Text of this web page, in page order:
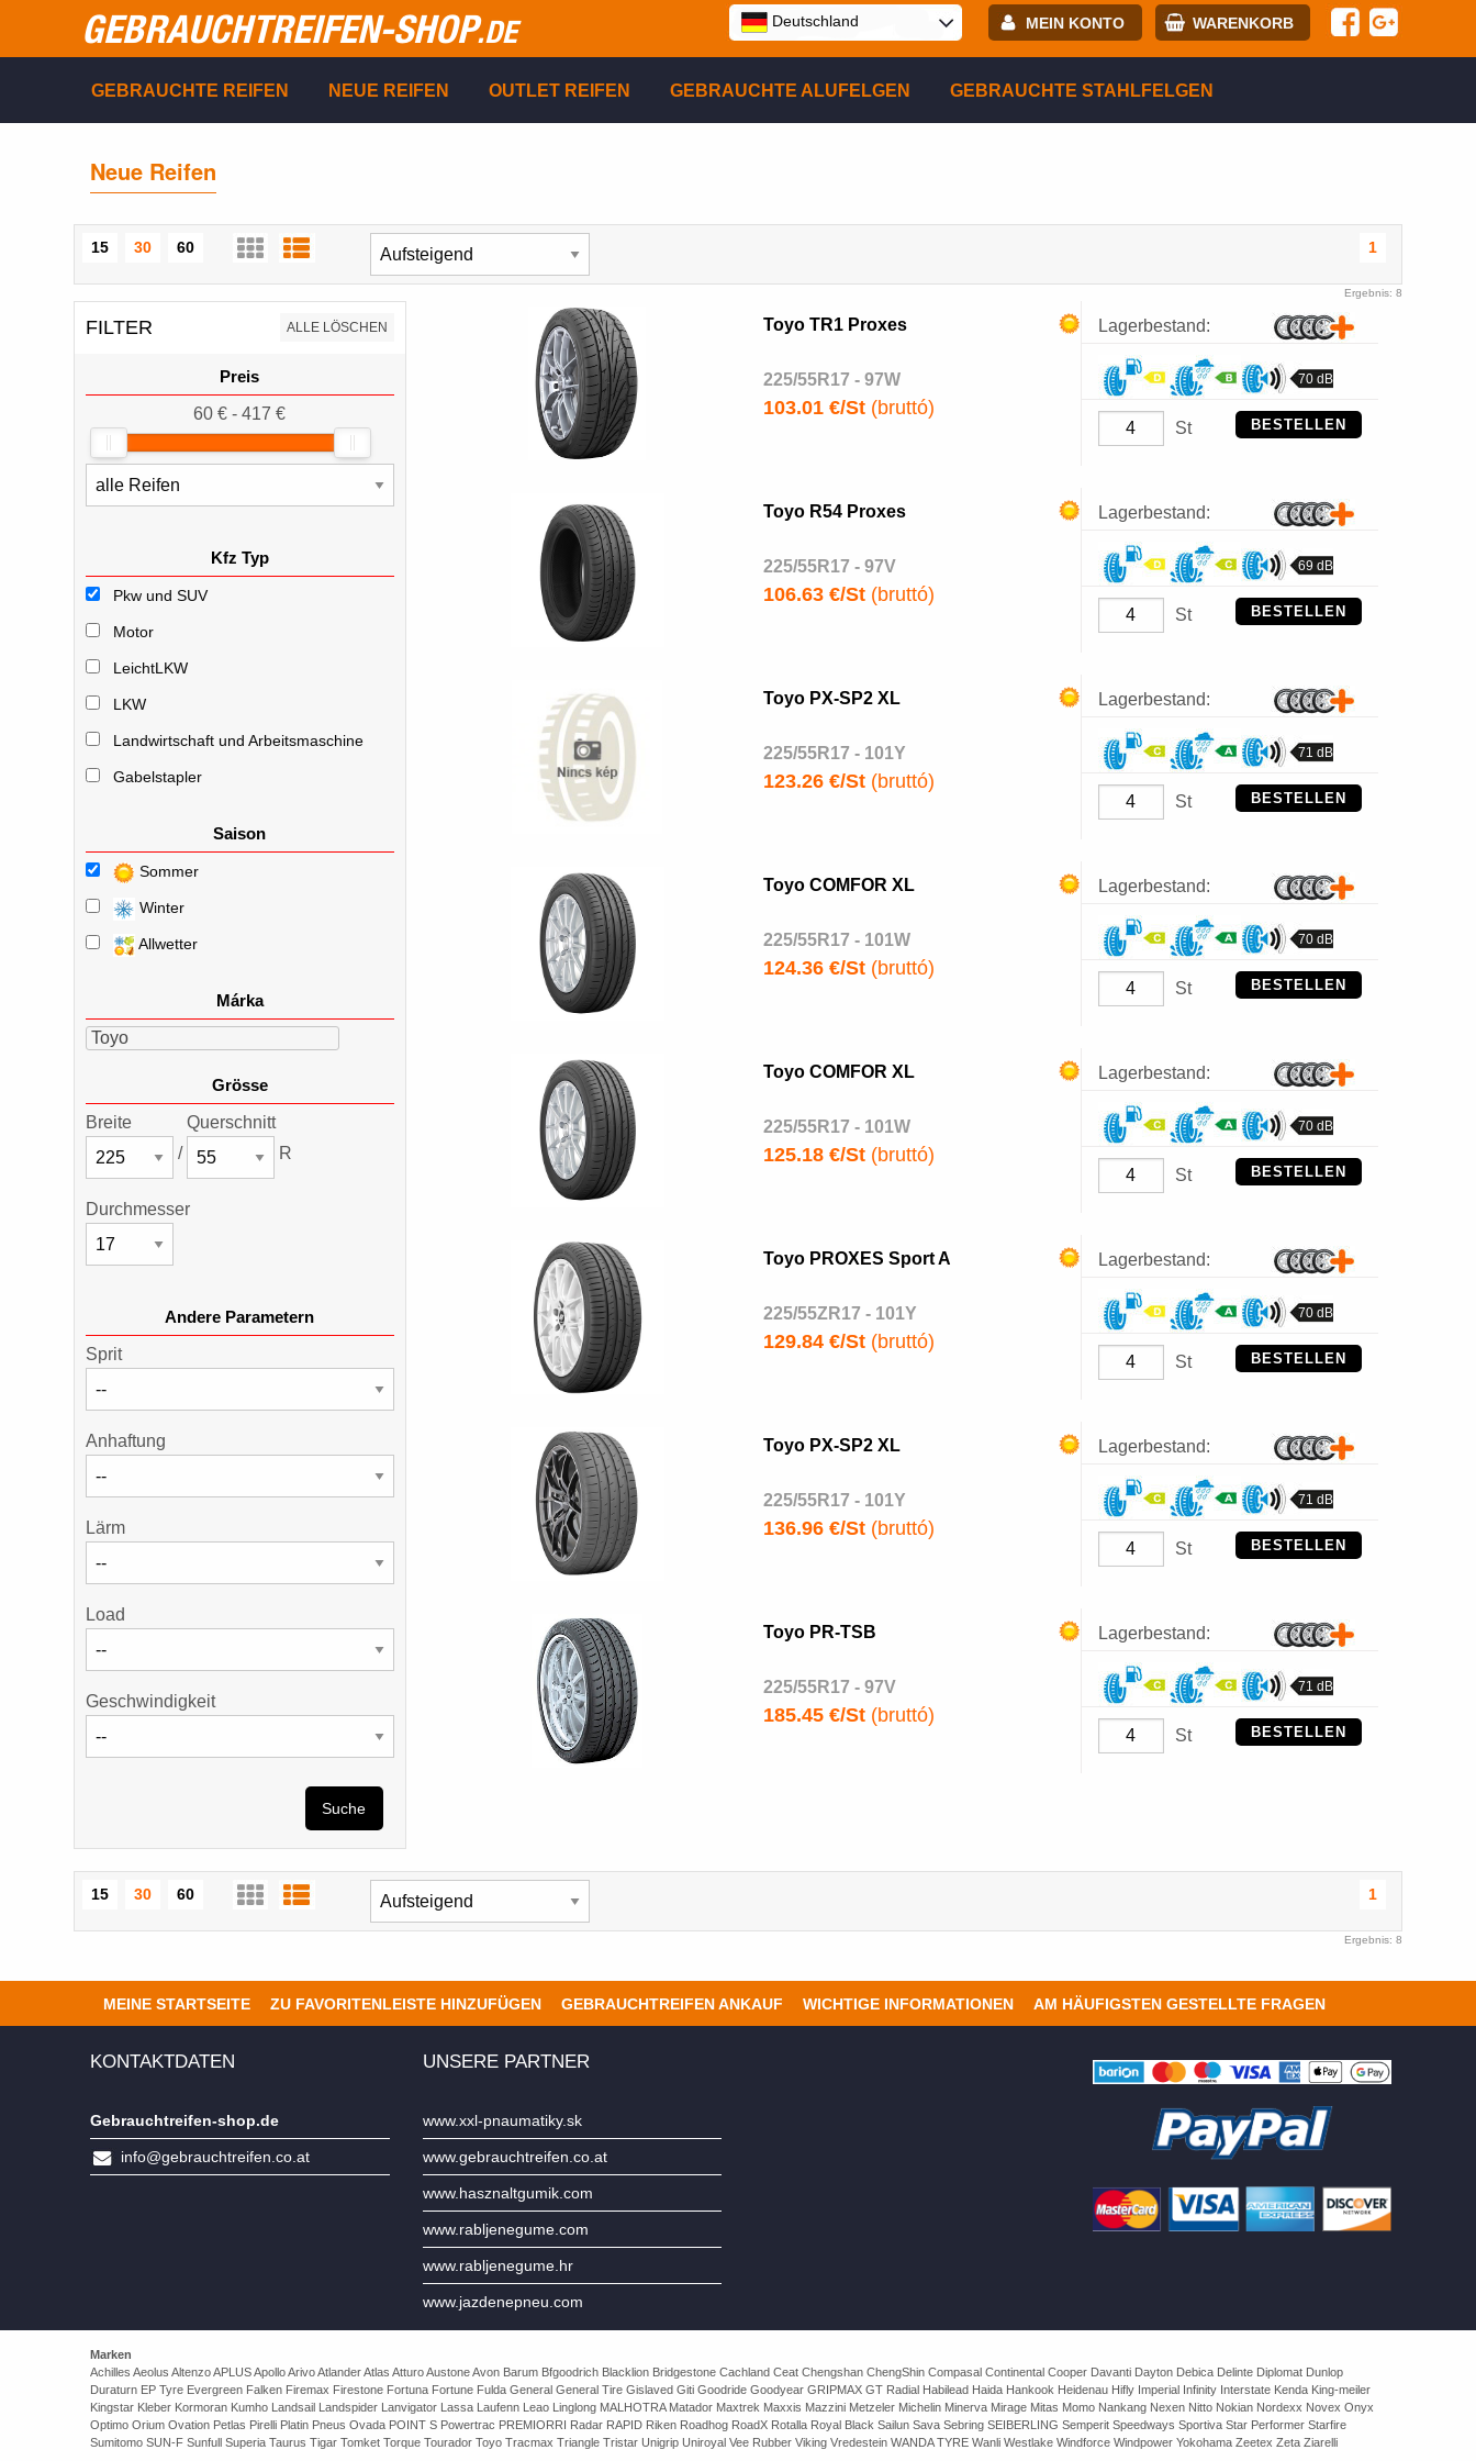
GEBRAUCHTREIFEN-SHOP.DE MEIN KONTO WARENKORB
Registrierung ANMELDEN
Deutschland
GEBRAUCHTE REIFEN NEUE REIFEN OUTLET REIFEN GEBRAUCHTE ALUFELGEN GEBRAUCHTE STAHLFELGEN
Neue Reifen
15 30 60 1
Ergebnis: 8
FILTER ALLE LÖSCHEN
Preis
60 € - 417 €
Kfz Typ
Pkw und SUV
Motor
LeichtLKW
LKW
Landwirtschaft und Arbeitsmaschine
Gabelstapler
Saison
Sommer
Winter
Allwetter
Márka
Toyo
Grösse
Breite
/
Querschnitt
R
Durchmesser
Andere Parametern
Sprit
Anhaftung
Lärm
Load
Geschwindigkeit
Suche
Toyo TR1 Proxes
225/55R17 - 97W
103.01 €/St(bruttó)
Lagerbestand:
70 dB
St BESTELLEN
Toyo R54 Proxes
225/55R17 - 97V
106.63 €/St(bruttó)
Lagerbestand:
69 dB
St BESTELLEN
Toyo PX-SP2 XL
225/55R17 - 101Y
123.26 €/St(bruttó)
Lagerbestand:
71 dB
St BESTELLEN
Toyo COMFOR XL
225/55R17 - 101W
124.36 €/St(bruttó)
Lagerbestand:
70 dB
St BESTELLEN
Toyo COMFOR XL
225/55R17 - 101W
125.18 €/St(bruttó)
Lagerbestand:
70 dB
St BESTELLEN
Toyo PROXES Sport A
225/55ZR17 - 101Y
129.84 €/St(bruttó)
Lagerbestand:
70 dB
St BESTELLEN
Toyo PX-SP2 XL
225/55R17 - 101Y
136.96 €/St(bruttó)
Lagerbestand:
71 dB
St BESTELLEN
Toyo PR-TSB
225/55R17 - 97V
185.45 €/St(bruttó)
Lagerbestand:
71 dB
St BESTELLEN
15 30 60 1
Ergebnis: 8
MEINE STARTSEITE ZU FAVORITENLEISTE HINZUFÜGEN GEBRAUCHTREIFEN ANKAUF WICHTIGE INFORMATIONEN AM HÄUFIGSTEN GESTELLTE FRAGEN
KONTAKTDATEN
Gebrauchtreifen-shop.de
info@gebrauchtreifen.co.at
UNSERE PARTNER
www.xxl-pnaumatiky.sk
www.gebrauchtreifen.co.at
www.hasznaltgumik.com
www.rabljenegume.com
www.rabljenegume.hr
www.jazdenepneu.com
Marken
Achilles Aeolus Altenzo APLUS Apollo Arivo Atlander Atlas Atturo Austone Avon Barum Bfgoodrich Blacklion Bridgestone Cachland Ceat Chengshan ChengShin Compasal Continental Cooper Davanti Dayton Debica Delinte Diplomat Dunlop
Duraturn EP Tyre Evergreen Falken Firemax Firestone Fortuna Fortune Fulda General General Tire Gislaved Giti Goodride Goodyear GRIPMAX GT Radial Habilead Haida Hankook Heidenau Hifly Imperial Infinity Interstate Kenda King-meiler
Kingstar Kleber Kormoran Kumho Landsail Landspider Lanvigator Lassa Laufenn Leao Linglong MALHOTRA Matador Maxtrek Maxxis Mazzini Metzeler Michelin Minerva Mirage Mitas Momo Nankang Nexen Nitto Nokian Nordexx Novex Onyx
Optimo Orium Ovation Petlas Pirelli Platin Pneus Ovada POINT S Powertrac PREMIORRI Radar RAPID Riken Roadhog RoadX Rotalla Royal Black Sailun Sava Sebring SEIBERLING Semperit Speedways Sportiva Star Performer Starfire
Sumitomo SUN-F Sunfull Superia Taurus Tigar Tomket Torque Tourador Toyo Tracmax Triangle Tristar Unigrip Uniroyal Vee Rubber Viking Vredestein WANDA TYRE Wanli Westlake Windforce Windpower Yokohama Zeetex Zeta Ziarelli